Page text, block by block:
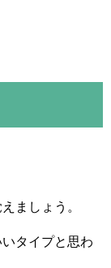
ましょう。
タイプと思わ